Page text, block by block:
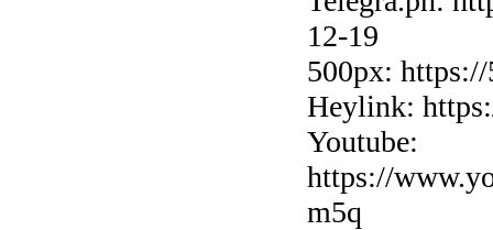
12-19
500px:
Heylink:
Youtube:
https://
m5q